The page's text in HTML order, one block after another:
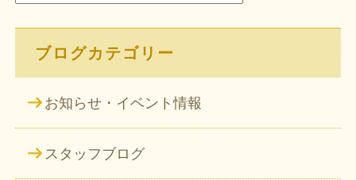
ブログカテゴリー
お知らせ・イベント情報
スタッフブログ